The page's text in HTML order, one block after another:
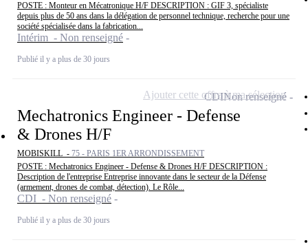
POSTE : Monteur en Mécatronique H/F DESCRIPTION : GIF 3, spécialiste
depuis plus de 50 ans dans la délégation de personnel technique, recherche pour une
société spécialisée dans la fabrication...
Intérim - Non renseigné
Publié il y a plus de 30 jours
Mechatronics Engineer - Defense
& Drones H/F
MOBISKILL - 75 - PARIS 1ER ARRONDISSEMENT
POSTE : Mechatronics Engineer - Defense & Drones H/F DESCRIPTION :
Description de l'entreprise Entreprise innovante dans le secteur de la Défense
(armement, drones de combat, détection). Le Rôle...
CDI - Non renseigné
Publié il y a plus de 30 jours
CDINon renseigné
Ajouter cette offre à ma sélection